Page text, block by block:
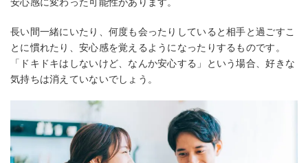
長い間一緒にいたり、何度も会ったりしていると相手と過ごすこ
とに慣れたり、安心感を覚えるようになったりするものです。
「ドキドキはしないけど、なんか安心する」という場合、好きな
気持ちは消えていないでしょう。